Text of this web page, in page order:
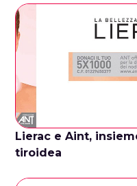
Lierac e Aint,
tiroidea